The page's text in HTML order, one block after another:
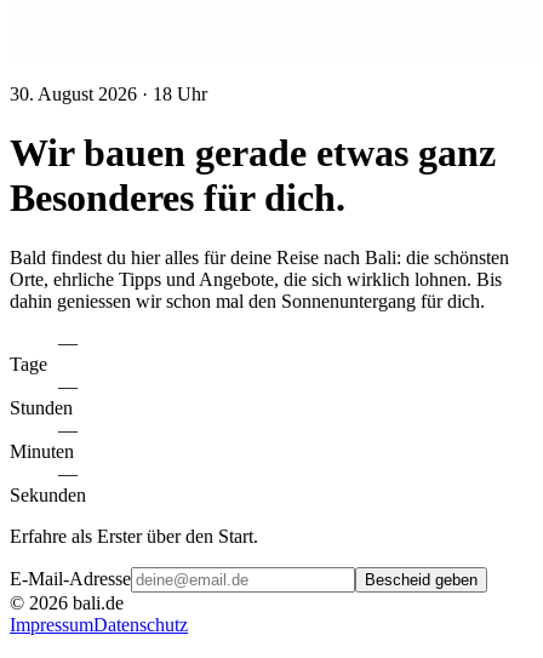
30. August 2026 · 18 Uhr
Wir bauen gerade etwas ganz
Besonderes für dich.
Bald findest du hier alles für deine Reise nach Bali: die schönsten
Orte, ehrliche Tipps und Angebote, die sich wirklich lohnen. Bis
dahin geniessen wir schon mal den Sonnenuntergang für dich.
––
Tage
––
Stunden
––
Minuten
––
Sekunden
Erfahre als Erster über den Start.
E-Mail-Adresse Bescheid geben
© 2026 bali.de
ImpressumDatenschutz